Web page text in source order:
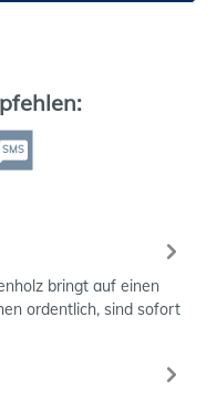
SMS
bringt auf einen
ordentlich, sind sofort